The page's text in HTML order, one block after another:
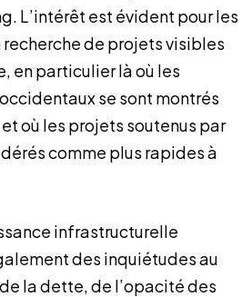
L’intérêt est évident pour les
de projets visibles
en particulier là où les
se sont montrés
où les projets soutenus par
comme plus rapides à
infrastructurelle
des inquiétudes au
la dette, de l’opacité des